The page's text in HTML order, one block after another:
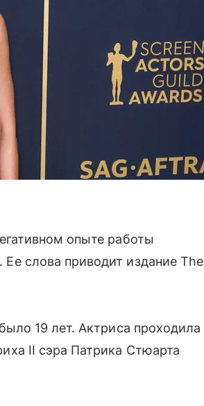
опыте работы
. Ее слова приводит издание The
19 лет. Актриса проходила
II сэра Патрика Стюарта